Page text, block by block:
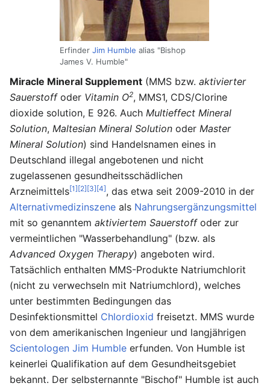
Erfinder Jim Humble alias "Bishop
James V. Humble"
Miracle Mineral Supplement (MMS bzw. aktivierter
Sauerstoffoder Vitamin O2, MMS1, CDS/Clorine
dioxide solution, E 926. Auch Multieffect Mineral
Solution, Maltesian Mineral Solution oder Master
Mineral Solution) sind Handelsnamen eines in
Deutschland illegal angebotenen und nicht
zugelassenen gesundheitsschädlichen
Arzneimittels[1][2][3][4], das etwa seit 2009-2010 in der
Alternativmedizinszene als Nahrungsergänzungsmittel
mit so genanntem aktiviertem Sauerstoffoder zur
vermeintlichen "Wasserbehandlung" (bzw. als
Advanced Oxygen Therapy) angeboten wird.
Tatsächlich enthalten MMS-Produkte Natriumchlorit
(nicht zu verwechseln mit Natriumchlord), welches
unter bestimmten Bedingungen das
Desinfektionsmittel Chlordioxid freisetzt. MMS wurde
von dem amerikanischen Ingenieur und langjährigen
Scientologen Jim Humble erfunden. Von Humble ist
keinerlei Qualifikation auf dem Gesundheitsgebiet
bekannt. Der selbsternannte "Bischof" Humble ist auch